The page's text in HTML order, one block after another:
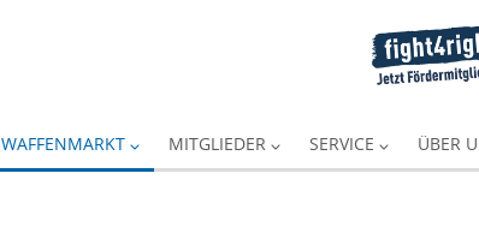
WAFFENMARKT MITGLIEDER SERVICE ÜBER